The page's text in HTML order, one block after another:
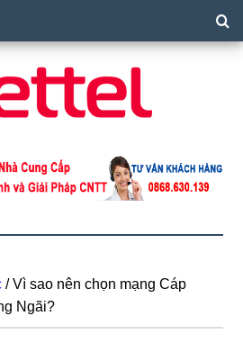
/Vì sao nên chọn mạng Cáp
Ngãi?